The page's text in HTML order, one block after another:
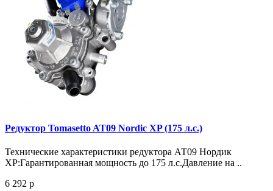
Редуктор Tomasetto AT09 Nordic XP (175 л.с.)
Технические характеристики редуктора АТ09 Нордик
XP:Гарантированная мощность до 175 л.с.Давление на ..
6 292 р